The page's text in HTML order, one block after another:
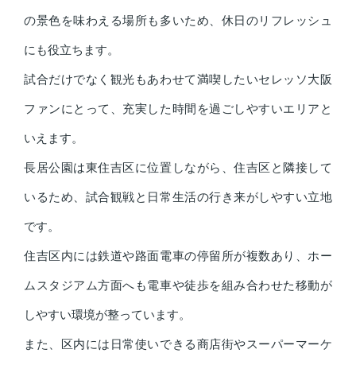
の景色を味わえる場所も多いため、休日のリフレッシュ
にも役立ちます。
試合だけでなく観光もあわせて満喫したいセレッソ大阪
ファンにとって、充実した時間を過ごしやすいエリアと
いえます。
長居公園は東住吉区に位置しながら、住吉区と隣接して
いるため、試合観戦と日常生活の行き来がしやすい立地
です。
住吉区内には鉄道や路面電車の停留所が複数あり、ホー
ムスタジアム方面へも電車や徒歩を組み合わせた移動が
しやすい環境が整っています。
また、区内には日常使いできる商店街やスーパーマーケ